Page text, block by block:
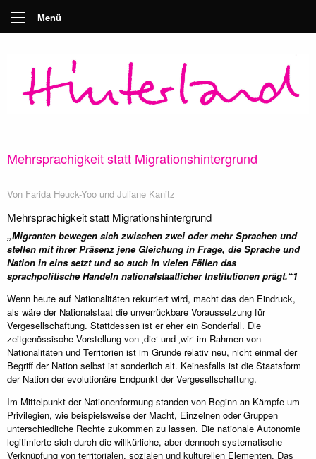
Menü
Mehrsprachigkeit statt Migrationshintergrund
Von Farida Heuck-Yoo und Juliane Kanitz
Mehrsprachigkeit statt Migrationshintergrund
„Migranten bewegen sich zwischen zwei oder mehr Sprachen und
stellen mit ihrer Präsenz jene Gleichung in Frage, die Sprache und
Nation in eins setzt und so auch in vielen Fällen das
sprachpolitische Handeln nationalstaatlicher Institutionen prägt.“1
Wenn heute auf Nationalitäten rekurriert wird, macht das den Eindruck,
als wäre der Nationalstaat die unverrückbare Voraussetzung für
Vergesellschaftung. Stattdessen ist er eher ein Sonderfall. Die
zeitgenössische Vorstellung von ‚die‘ und ‚wir‘ im Rahmen von
Nationalitäten und Territorien ist im Grunde relativ neu, nicht einmal der
Begriff der Nation selbst ist sonderlich alt. Keinesfalls ist die Staatsform
der Nation der evolutionäre Endpunkt der Vergesellschaftung.
Im Mittelpunkt der Nationenformung standen von Beginn an Kämpfe um
Privilegien, wie beispielsweise der Macht, Einzelnen oder Gruppen
unterschiedliche Rechte zukommen zu lassen. Die nationale Autonomie
legitimierte sich durch die willkürliche, aber dennoch systematische
Verknüpfung von territorialen, sozialen und kulturellen Elementen. Das